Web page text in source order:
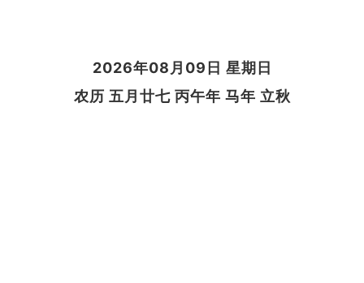
2026年08月09日 星期日
农历 五月廿七 丙午年 马年 立秋